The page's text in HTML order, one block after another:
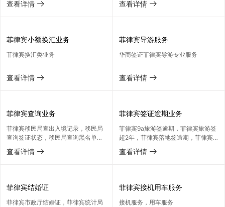
查看详情  查看详情 
菲律宾小额换汇业务
菲律宾换汇类业务
查看详情 
菲律宾导游服务
华商签证菲律宾导游专业服务
查看详情 
菲律宾查询业务
菲律宾移民局查出入境记录，移民局
查询签证状态，移民局查询黑名单，
海关查询是否被起诉
查看详情 
菲律宾签证逾期业务
菲律宾9a旅游签逾期，菲律宾旅游签
超2年，菲律宾落地签逾期，菲律宾
9G工签逾期
查看详情 
菲律宾结婚证
菲律宾市政厅结婚证，菲律宾统计局
菲律宾接机用车服务
接机服务，用车服务